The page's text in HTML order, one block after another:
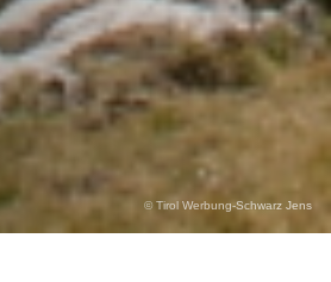
© Tirol Werbung-Schwarz Jens